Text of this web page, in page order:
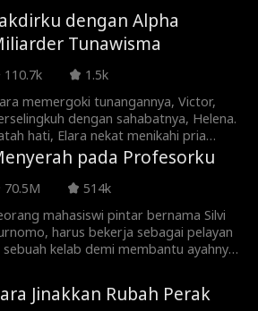
sebelum Fallon
reputasinya.
Keesokan harinya, mereka
terkejut saat tahu bahwa Charles
dosen baru Emily. Mereka tetap
meski ada kecanggungan yang tak
disangkal. Ketika Emily mengira
hal akan kembali normal, dia
hamil di luar dugaan...
dengan Alpha
Tunawisma
110.7k
1.5k
memergoki tunangannya, Victor,
dengan sahabatnya, Helena.
hati, Elara nekat menikahi pria
sederhana bernama Liam.
Elara sadari, Liam sebenarnya
Alpha miliarder sang pemimpin
Elara melebihi apa yang
ia impikan!
pada Profesorku
70.5M
514k
mahasiswi pintar bernama Silvi
harus bekerja sebagai pelayan
sebuah kelab demi membantu ayahnya
ada pria yang ini menyetubuhinya,
sang profesor pun menolongnya.
Jinakkan Rubah Perak